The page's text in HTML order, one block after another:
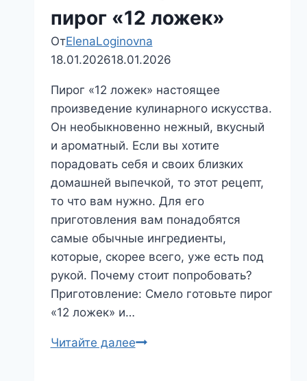
пирог «12 ложек»
ОтElenaLoginovna
18.01.202618.01.2026
Пирог «12 ложек» настоящее
произведение кулинарного искусства.
Он необыкновенно нежный, вкусный
и ароматный. Если вы хотите
порадовать себя и своих близких
домашней выпечкой, то этот рецепт,
то что вам нужно. Для его
приготовления вам понадобятся
самые обычные ингредиенты,
которые, скорее всего, уже есть под
рукой. Почему стоит попробовать?
Приготовление: Смело готовьте пирог
«12 ложек» и…
Читайте далееНежный